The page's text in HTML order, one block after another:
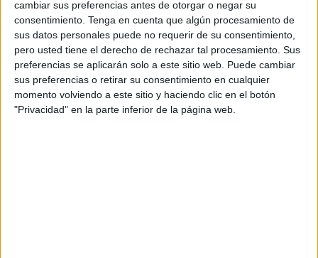
cambiar sus preferencias antes de otorgar o negar su
consentimiento. Tenga en cuenta que algún procesamiento de
sus datos personales puede no requerir de su consentimiento,
pero usted tiene el derecho de rechazar tal procesamiento. Sus
preferencias se aplicarán solo a este sitio web. Puede cambiar
sus preferencias o retirar su consentimiento en cualquier
momento volviendo a este sitio y haciendo clic en el botón
"Privacidad" en la parte inferior de la página web.
Trebujena CF
CD Guadiaro
RFAF TV